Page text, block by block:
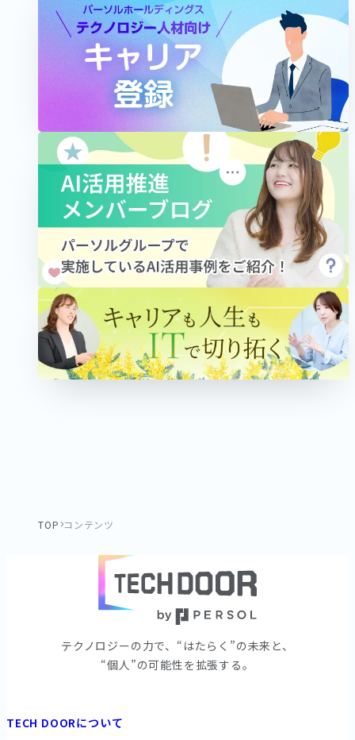
TOP コンテンツ
テクノロジーの⼒で、“はたらく”の未来と、
“個⼈”の可能性を拡張する。
TECH DOORについて